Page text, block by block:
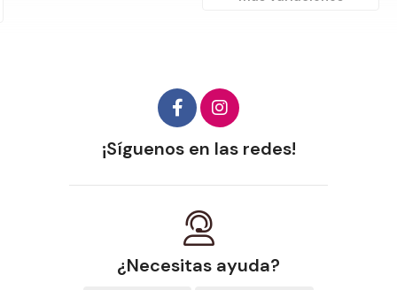
¡Síguenos en las redes!
¿Necesitas ayuda?